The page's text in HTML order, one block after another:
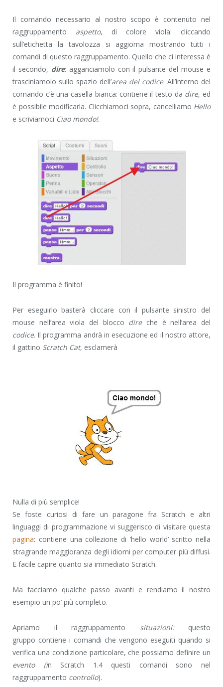
Il comando necessario al nostro scopo è contenuto nel
raggruppamento aspetto, di colore viola: cliccando
sull’etichetta la tavolozza si aggiorna mostrando tutti i
comandi di questo raggruppamento. Quello che ci interessa è
il secondo, dire: agganciamolo con il pulsante del mouse e
trasciniamolo sullo spazio dell’area del codice. All’interno del
comando c’è una casella bianca: contiene il testo da dire, ed
è possibile modificarla. Clicchiamoci sopra, cancelliamo Hello
e scriviamoci Ciao mondo!.
Il programma è finito!
Per eseguirlo basterà cliccare con il pulsante sinistro del
mouse nell’area viola del blocco direche è nell’area del
codice. Il programma andrà in esecuzione ed il nostro attore,
il gattino Scratch Cat, esclamerà
Nulla di più semplice!
Se foste curiosi di fare un paragone fra Scratch e altri
linguaggi di programmazione vi suggerisco di visitare questa
pagina: contiene una collezione di ‘hello world’ scritto nella
stragrande maggioranza degli idiomi per computer più diffusi.
E facile capire quanto sia immediato Scratch.
Ma facciamo qualche passo avanti e rendiamo il nostro
esempio un po’ più completo.
Apriamo il raggruppamento situazioni:questo
gruppo contiene i comandi che vengono eseguiti quando si
verifica una condizione particolare, che possiamo definire un
evento (in Scratch 1.4 questi comandi sono nel
raggruppamento controllo).